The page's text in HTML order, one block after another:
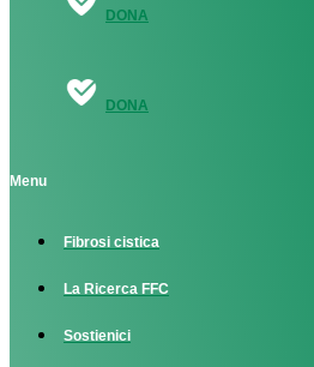
DONA
DONA
Menu
Fibrosi cistica
La Ricerca FFC
Sostienici